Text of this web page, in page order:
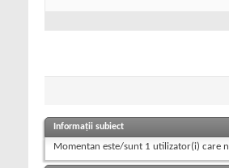
Informații subiect
Momentan este/sunt 1 utilizator(i) care